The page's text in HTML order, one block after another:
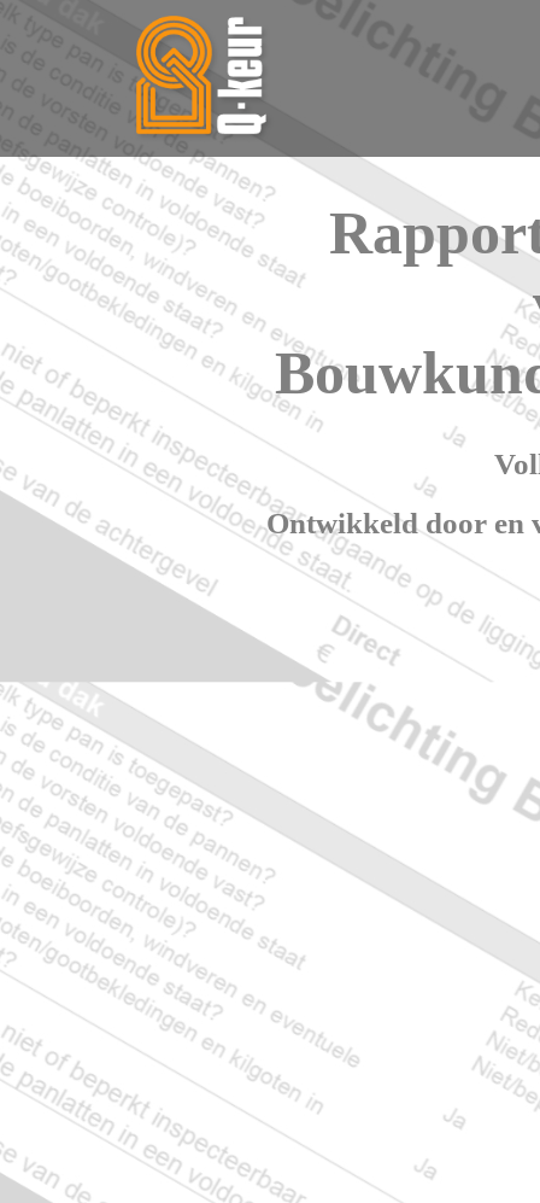
Ontwikkeld door en